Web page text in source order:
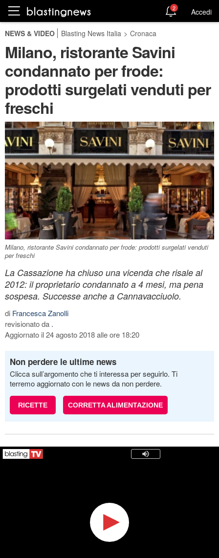
2 Accedi
NEWS & VIDEO Blasting News Italia > Cronaca
Milano, ristorante Savini
condannato per frode:
prodotti surgelati venduti per
freschi
Milano, ristorante Savini condannato per frode: prodotti surgelati venduti
per freschi
La Cassazione ha chiuso una vicenda che risale al
2012: il proprietario condannato a 4 mesi, ma pena
sospesa. Successe anche a Cannavacciuolo.
di Francesca Zanolli
revisionato da .
Aggiornato il 24 agosto 2018 alle ore 18:20
Non perdere le ultime news
Clicca sull’argomento che ti interessa per seguirlo. Ti
terremo aggiornato con le news da non perdere.
RICETTE CORRETTA ALIMENTAZIONE